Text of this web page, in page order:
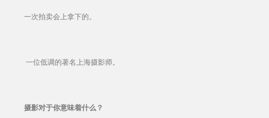
一次拍卖会上拿下的。
一位低调的著名上海摄影师。
摄影对于你意味着什么？